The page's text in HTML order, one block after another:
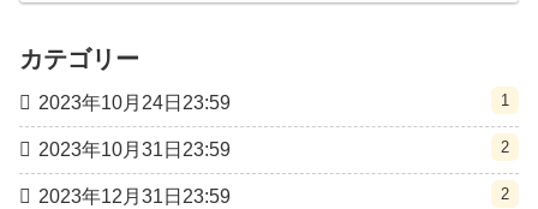
カテゴリー
2023年10月24日23:59 1
2023年10月31日23:59 2
2023年12月31日23:59 2